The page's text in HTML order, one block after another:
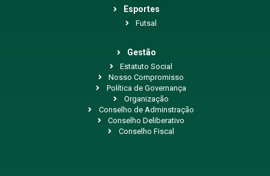
Esportes
Futsal
Gestão
Estatuto Social
Nosso Compromisso
Política de Governança
Organização
Conselho de Adminstração
Conselho Deliberativo
Conselho Fiscal